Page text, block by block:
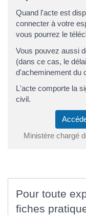
Quand l'acte est
connecter à votre
vous pourrez le
Vous pouvez aussi
(dans ce cas, le
d'acheminement du
L'acte comporte la
civil.
Ministère chargé
Pour toute
fiches